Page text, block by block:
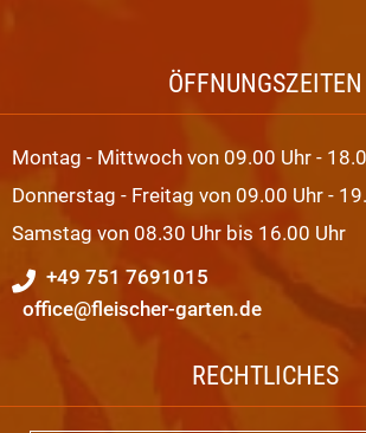
ÖFFNUNGSZEITEN
Montag - Mittwoch von 09.00 Uhr -
Donnerstag - Freitag von 09.00 Uhr -
Samstag von 08.30 Uhr bis 16.00 Uhr
+49 751 7691015
office@fleischer-garten.de
RECHTLICHES